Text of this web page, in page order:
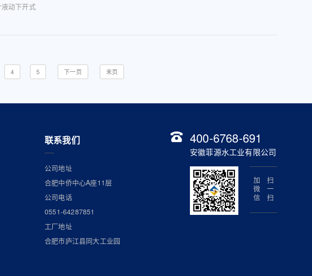
动下开式
4 5 下一页 末页
联系我们
公司地址
合肥中侨中心A座11层
公司电话
0551-64287851
工厂地址
合肥市庐江县同大工业园
400-6768-691
安徽菲源水工业有限公司
扫一扫
加微信